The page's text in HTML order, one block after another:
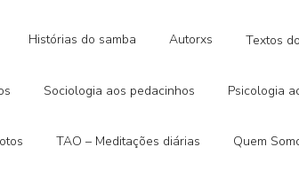
Histórias do samba Autorxs Textos
Sociologia aos pedacinhos Psicologia
TAO – Meditações diárias Quem